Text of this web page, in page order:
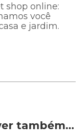
shop online:
você
e jardim.
também…